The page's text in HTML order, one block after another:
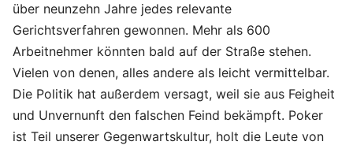
über neunzehn Jahre jedes relevante
Gerichtsverfahren gewonnen. Mehr als 600
Arbeitnehmer könnten bald auf der Straße stehen.
Vielen von denen, alles andere als leicht vermittelbar.
Die Politik hat außerdem versagt, weil sie aus Feigheit
und Unvernunft den falschen Feind bekämpft. Poker
ist Teil unserer Gegenwartskultur, holt die Leute von